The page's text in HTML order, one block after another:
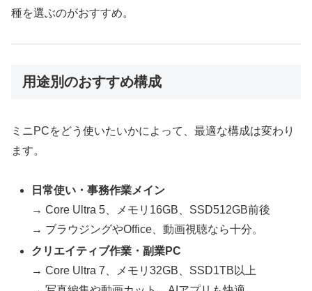
種を選ぶのがおすすめ。
用途別のおすすめ構成
ミニPCをどう使いたいかによって、最適な構成は変わり
ます。
日常使い・事務作業メイン
→ Core Ultra 5、メモリ16GB、SSD512GB前後
→ ブラウジングやOffice、動画視聴なら十分。
クリエイティブ作業・副業PC
→ Core Ultra 7、メモリ32GB、SSD1TB以上